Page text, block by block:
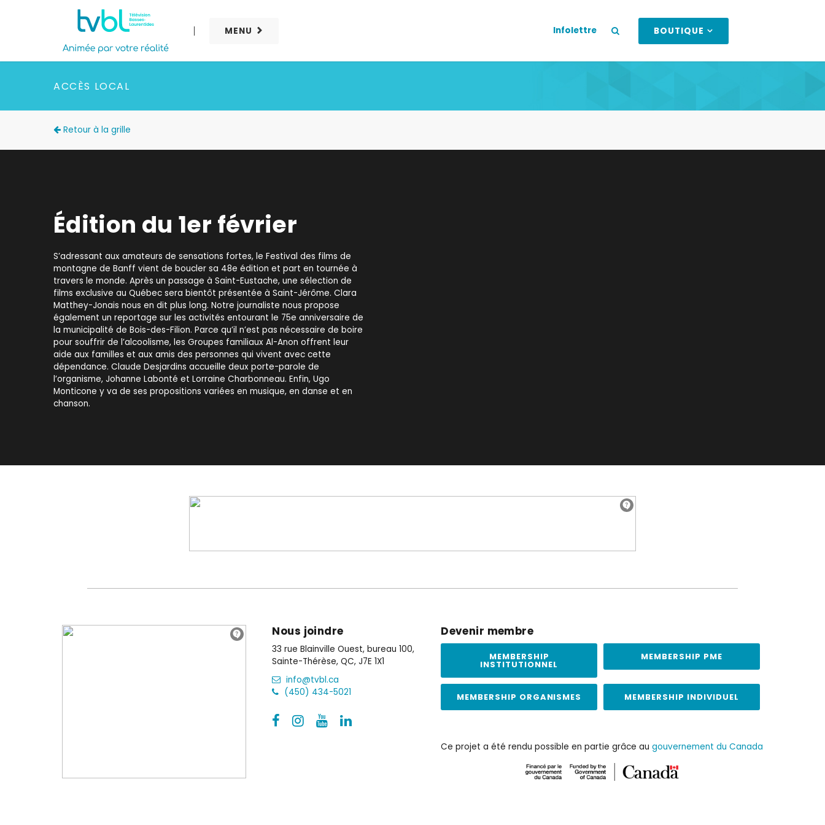
MENU Infolettre BOUTIQUE
ACCÈS LOCAL
Retour à la grille
Édition du 1er février
S’adressant aux amateurs de sensations fortes, le Festival des films de
montagne de Banff vient de boucler sa 48e édition et part en tournée à
travers le monde. Après un passage à Saint-Eustache, une sélection de
films exclusive au Québec sera bientôt présentée à Saint-Jérôme. Clara
Matthey-Jonais nous en dit plus long. Notre journaliste nous propose
également un reportage sur les activités entourant le 75e anniversaire de
la municipalité de Bois-des-Filion. Parce qu’il n’est pas nécessaire de boire
pour souffrir de l’alcoolisme, les Groupes familiaux Al-Anon offrent leur
aide aux familles et aux amis des personnes qui vivent avec cette
dépendance. Claude Desjardins accueille deux porte-parole de
l’organisme, Johanne Labonté et Lorraine Charbonneau. Enfin, Ugo
Monticone y va de ses propositions variées en musique, en danse et en
chanson.
Nous joindre
33 rue Blainville Ouest, bureau 100,
Sainte-Thérèse, QC, J7E 1X1
info@tvbl.ca
(450) 434-5021
Devenir membre
MEMBERSHIP
INSTITUTIONNEL
MEMBERSHIP PME
MEMBERSHIP ORGANISMES MEMBERSHIP INDIVIDUEL
Ce projet a été rendu possible en partie grâce augouvernement du Canada